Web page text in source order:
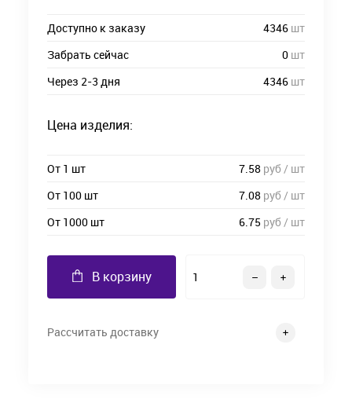
Доступно к заказу 4346 шт
Забрать сейчас
0 шт
Через 2-3 дня
4346 шт
Цена изделия:
От 1 шт 7.58 руб / шт
От 100 шт
7.08 руб / шт
От 1000 шт
6.75 руб / шт
В корзину
Рассчитать доставку